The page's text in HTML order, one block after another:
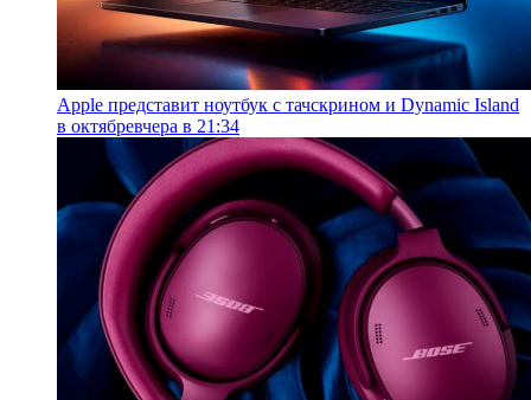
Apple представит ноутбук с тачскрином и Dynamic Island
в октябревчера в 21:34